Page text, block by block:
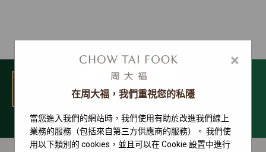
選單
GMT-Master II 系列
×
在周大福，我們重視您的私隱
當您進入我們的網站時，我們使用有助於改進我們線上
業務的服務（包括來自第三方供應商的服務）。 我們使
用以下類別的 cookies，並且可以在 Cookie 設置中進行